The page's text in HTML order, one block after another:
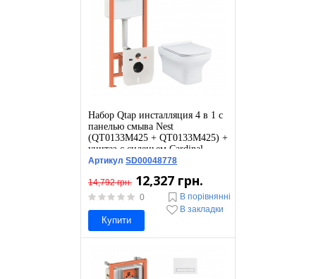
Набор Qtap инсталляция 4 в 1 с
панелью смыва Nest
(QT0133M425 + QT0133M425) +
унитаз с сиденьем Cardinal
QT0333063ERW
Артикул SD00048778
14,792 грн. 12,327 грн.
0
Купити
В порівнянні
В закладки